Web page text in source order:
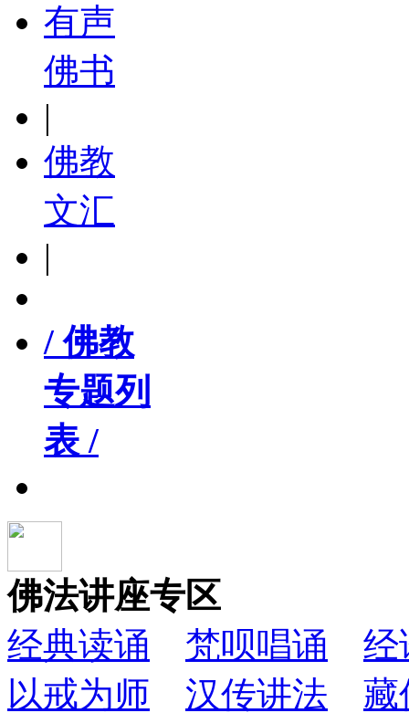
有声
佛书
|
佛教
文汇
|
/ 佛教
专题列
表 /
佛法讲座专区
经典读诵
梵呗唱诵
经
以戒为师
汉传讲法 藏